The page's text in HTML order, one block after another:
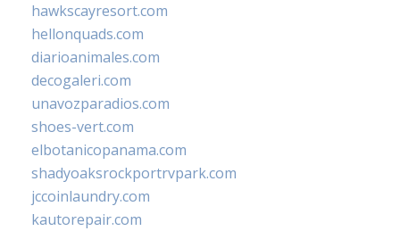
hawkscayresort.com
hellonquads.com
diarioanimales.com
decogaleri.com
unavozparadios.com
shoes-vert.com
elbotanicopanama.com
shadyoaksrockportrvpark.com
jccoinlaundry.com
kautorepair.com